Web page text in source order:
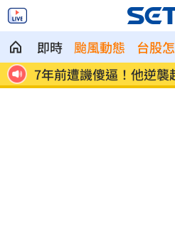
即時 颱風動態 台股
女兒一句話 兩老退休